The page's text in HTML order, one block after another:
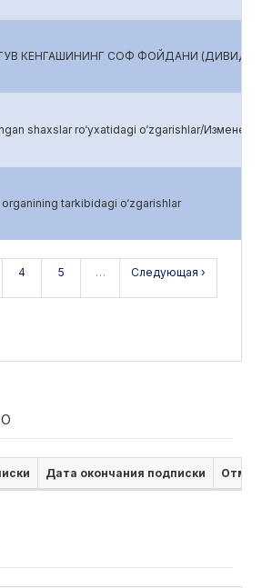
КЕНГАШИНИНГ СОФ ФОЙДАНИ
shaxslar ro‘yxatidagi o‘zgarishlar/
tarkibidagi o‘zgarishlar
4 5 … Следующая ›
Дата окончания подписки